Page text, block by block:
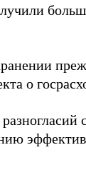
о